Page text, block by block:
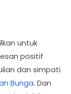
untuk
positif
dan simpati
Bunga. Dan